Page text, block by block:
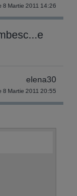
8 Martie 2011 14:26
elena30
8 Martie 2011 20:55